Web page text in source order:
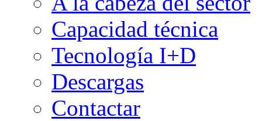
Capacidad técnica
Tecnología I+D
Descargas
Contactar